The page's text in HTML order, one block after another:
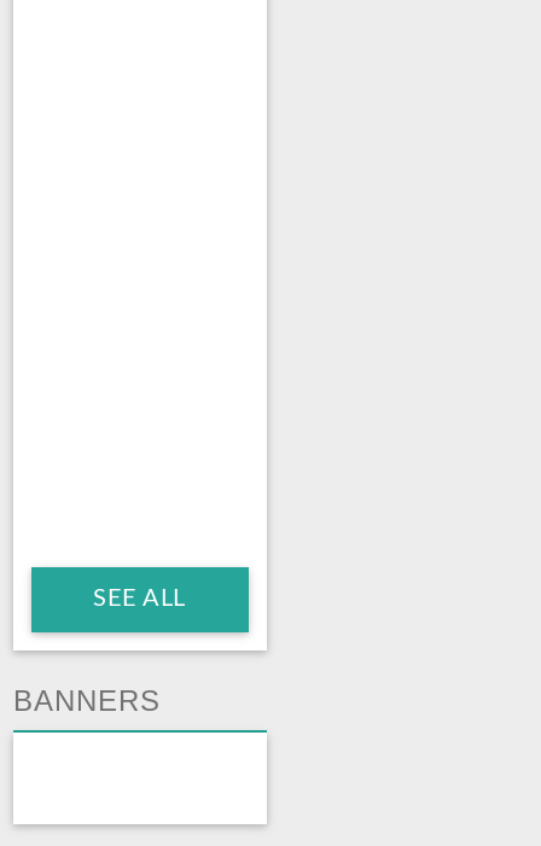
SEE ALL
BANNERS